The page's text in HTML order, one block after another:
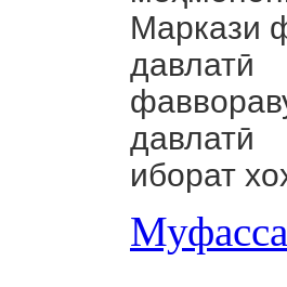
Маркази
давлатӣ
иборат